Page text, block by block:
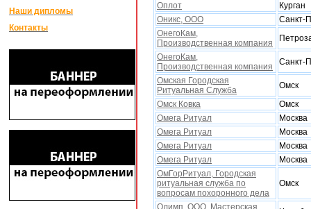
Наши дипломы
Контакты
Оплот
Курган
Оникс, ООО
Санкт-
ОнегоКам,
Производственная компания
ОнегоКам,
Производственная компания
Санкт-
Омская Городская
Ритуальная Служба
Омск
Омск Ковка
Омск
Омега Ритуал
Москва
Омега Ритуал
Москва
Омега Ритуал
Москва
Омега Ритуал
Москва
ОмГорРитуал, Городская
ритуальная служба по
вопросам поxоронного дела
Омск
Олимп, ООО, Мастерская